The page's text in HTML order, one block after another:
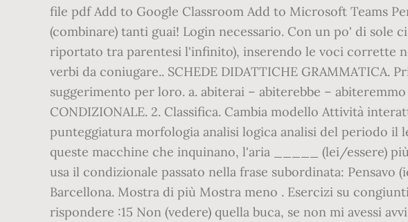
file pdf Add to Google Classroom Add to Microsoft Teams
(combinare) tanti guai! Login necessario. Con un po' di
riportato tra parentesi l'infinito), inserendo le voci corrette
verbi da coniugare.. SCHEDE DIDATTICHE GRAMMATICA.
suggerimento per loro. a. abiterai – abiterebbe –
CONDIZIONALE. 2. Classifica. Cambia modello Attività
punteggiatura morfologia analisi logica analisi del periodo il
queste macchine che inquinano, l'aria _____ (lei/essere)
usa il condizionale passato nella frase subordinata:
Barcellona. Mostra di più Mostra meno . Esercizi su
rispondere :15 Non (vedere) quella buca, se non mi avessi